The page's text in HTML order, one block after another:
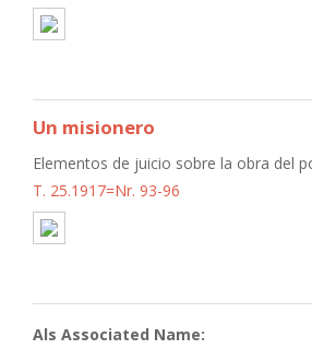
Un misionero
Elementos de juicio sobre la obra del
T. 25.1917=Nr. 93-96
Als Associated Name: